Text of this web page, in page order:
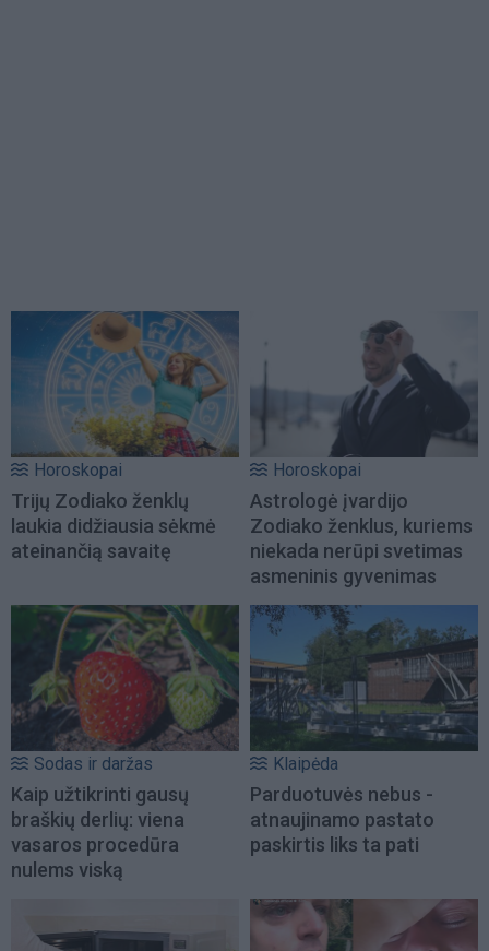
Horoskopai
Trijų Zodiako ženklų
laukia didžiausia sėkmė
ateinančią savaitę
Horoskopai
Astrologė įvardijo
Zodiako ženklus, kuriems
niekada nerūpi svetimas
asmeninis gyvenimas
Sodas ir daržas
Kaip užtikrinti gausų
braškių derlių: viena
vasaros procedūra
nulems viską
Klaipėda
Parduotuvės nebus -
atnaujinamo pastato
paskirtis liks ta pati